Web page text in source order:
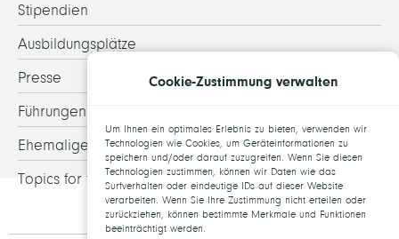
Stipendien
Ausbildungsplätze
Presse
Führungen
Ehemalige
Topics for theses
Cookie-Zustimmung verwalten
Um Ihnen ein optimales Erlebnis zu bieten, verwenden wir
Technologien wie Cookies, um Geräteinformationen zu
speichern und/oder darauf zuzugreifen. Wenn Sie diesen
Technologien zustimmen, können wir Daten wie das
Surfverhalten oder eindeutige IDs auf dieser Website
verarbeiten. Wenn Sie Ihre Zustimmung nicht erteilen oder
zurückziehen, können bestimmte Merkmale und Funktionen
beeinträchtigt werden.